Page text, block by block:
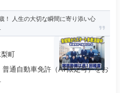
！ 人生の大切な瞬間に寄り添い心
町
通自動車免許（AT限定可）をお